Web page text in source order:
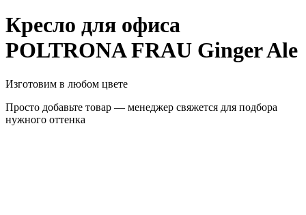
Кресло для офиса
POLTRONA FRAU Ginger Ale
Изготовим в любом цвете
Просто добавьте товар — менеджер свяжется для подбора
нужного оттенка